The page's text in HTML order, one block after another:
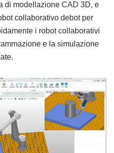
di modellazione CAD 3D, e
collaborativo debot per
i robot collaborativi
e la simulazione